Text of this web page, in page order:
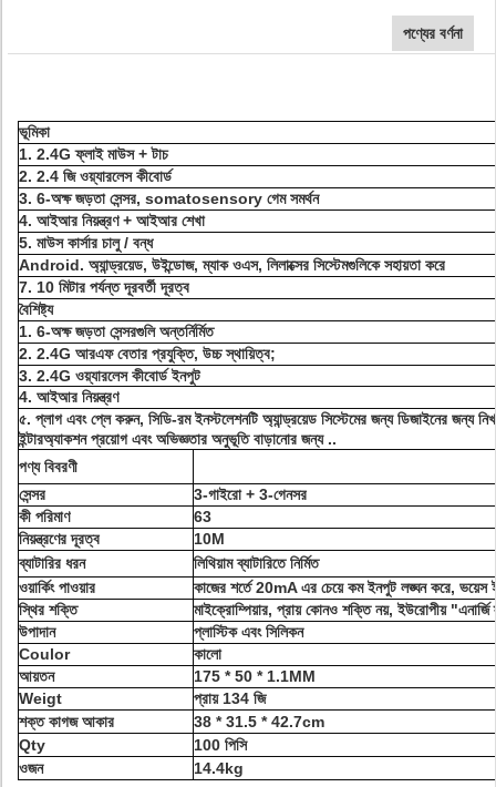
পণ্যের বর্ণনা
ভূমিকা
1. 2.4G ফ্লাই মাউস + টাচ
2. 2.4 জি ওয়্যারলেস কীবোর্ড
3. 6-অক্ষ জড়তা সেন্সর, somatosensory গেম সমর্থন
4. আইআর নিয়ন্ত্রণ + আইআর শেখা
5. মাউস কার্সার চালু / বন্ধ
Android. অ্যান্ড্রয়েড, উইন্ডোজ, ম্যাক ওএস, লিলাক্সের সিস্টেমগুলিকে সহায়তা করে
7. 10 মিটার পর্যন্ত দূরবর্তী দূরত্ব
বৈশিষ্ট্য
1. 6-অক্ষ জড়তা সেন্সরগুলি অন্তর্নির্মিত
2. 2.4G আরএফ বেতার প্রযুক্তি, উচ্চ স্থায়িত্ব;
3. 2.4G ওয়্যারলেস কীবোর্ড ইনপুট
4. আইআর নিয়ন্ত্রণ
৫. প্লাগ এবং প্লে করুন, সিডি-রম ইনস্টলেশনটি অ্যান্ড্রয়েড সিস্টেমের জন্য ডিজাইনের জন্য
ইন্টারঅ্যাকশন প্রয়োগ এবং অভিজ্ঞতার অনুভূতি বাড়ানোর জন্য ..
পণ্য বিবরণী
সেন্সর
3-গাইরো + 3-গেনসর
কী পরিমাণ
63
নিয়ন্ত্রণের দূরত্ব
10M
ব্যাটারির ধরন
লিথিয়াম ব্যাটারিতে নির্মিত
ওয়ার্কিং পাওয়ার
কাজের শর্তে 20mA এর চেয়ে কম ইনপুট লঙ্ঘন করে, ভয়েস
স্থির শক্তি
মাইক্রোম্পিয়ার, প্রায় কোনও শক্তি নয়, ইউরোপীয় "এনার্জি
উপাদান
প্লাস্টিক এবং সিলিকন
Coulor
কালো
আয়তন
175 * 50 * 1.1MM
Weigt
প্রায় 134 জি
শক্ত কাগজ আকার
38 * 31.5 * 42.7cm
Qty
100 পিসি
ওজন
14.4kg